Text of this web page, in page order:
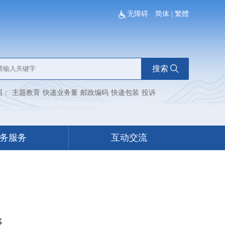
无障碍 简体 繁體
搜索
主题教育 快递业务量 邮政编码 快递包装 投诉
服务 互动交流